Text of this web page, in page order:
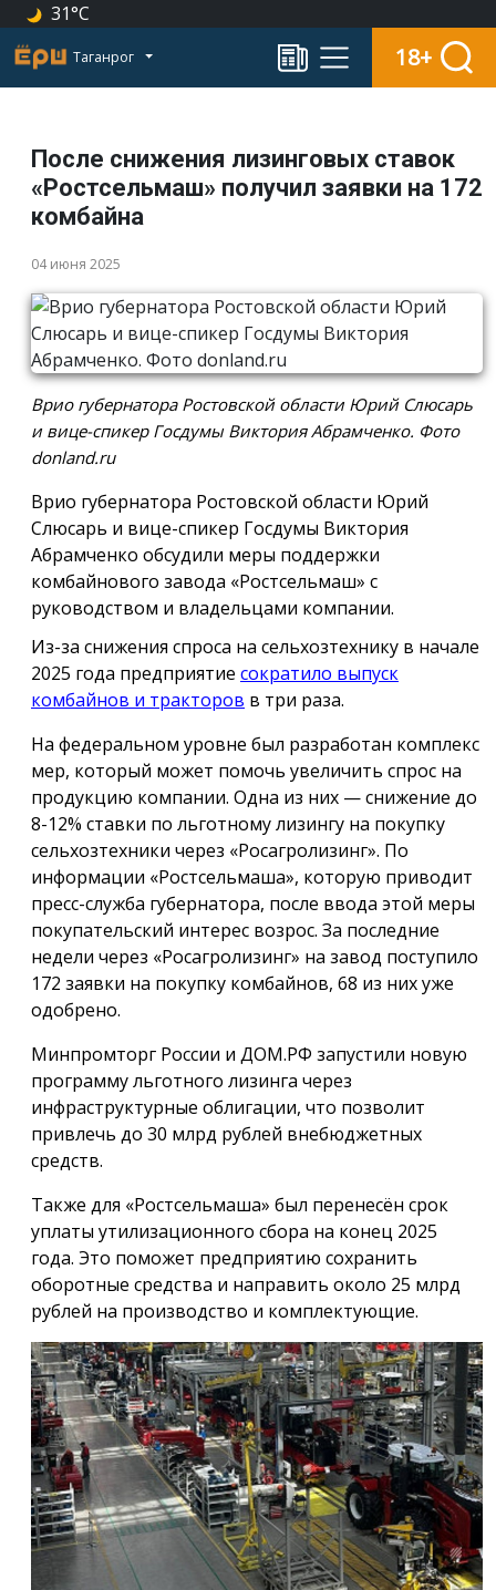
31°C
Таганрог 18+
После снижения лизинговых ставок
«Ростсельмаш» получил заявки на 172
комбайна
04 июня 2025
Врио губернатора Ростовской области Юрий Слюсарь
и вице-спикер Госдумы Виктория Абрамченко. Фото
donland.ru
Врио губернатора Ростовской области Юрий
Слюсарь и вице-спикер Госдумы Виктория
Абрамченко обсудили меры поддержки
комбайнового завода «Ростсельмаш» с
руководством и владельцами компании.
Из-за снижения спроса на сельхозтехнику в начале
2025 года предприятие сократило выпуск
комбайнов и тракторов в три раза.
На федеральном уровне был разработан комплекс
мер, который может помочь увеличить спрос на
продукцию компании. Одна из них — снижение до
8-12% ставки по льготному лизингу на покупку
сельхозтехники через «Росагролизинг». По
информации «Ростсельмаша», которую приводит
пресс-служба губернатора, после ввода этой меры
покупательский интерес возрос. За последние
недели через «Росагролизинг» на завод поступило
172 заявки на покупку комбайнов, 68 из них уже
одобрено.
Минпромторг России и ДОМ.РФ запустили новую
программу льготного лизинга через
инфраструктурные облигации, что позволит
привлечь до 30 млрд рублей внебюджетных
средств.
Также для «Ростсельмаша» был перенесён срок
уплаты утилизационного сбора на конец 2025
года. Это поможет предприятию сохранить
оборотные средства и направить около 25 млрд
рублей на производство и комплектующие.